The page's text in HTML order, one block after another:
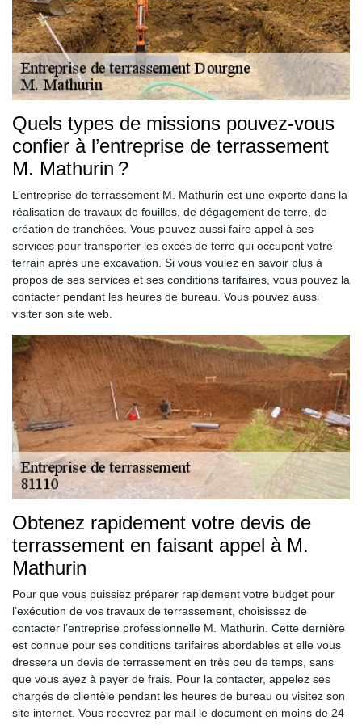
Quels types de missions pouvez-vous
confier à l’entreprise de terrassement
M. Mathurin ?
L’entreprise de terrassement M. Mathurin est une experte dans la
réalisation de travaux de fouilles, de dégagement de terre, de
création de tranchées. Vous pouvez aussi faire appel à ses
services pour transporter les excès de terre qui occupent votre
terrain après une excavation. Si vous voulez en savoir plus à
propos de ses services et ses conditions tarifaires, vous pouvez la
contacter pendant les heures de bureau. Vous pouvez aussi
visiter son site web.
Obtenez rapidement votre devis de
terrassement en faisant appel à M.
Mathurin
Pour que vous puissiez préparer rapidement votre budget pour
l’exécution de vos travaux de terrassement, choisissez de
contacter l’entreprise professionnelle M. Mathurin. Cette dernière
est connue pour ses conditions tarifaires abordables et elle vous
dressera un devis de terrassement en très peu de temps, sans
que vous ayez à payer de frais. Pour la contacter, appelez ses
chargés de clientèle pendant les heures de bureau ou visitez son
site internet. Vous recevrez par mail le document en moins de 24